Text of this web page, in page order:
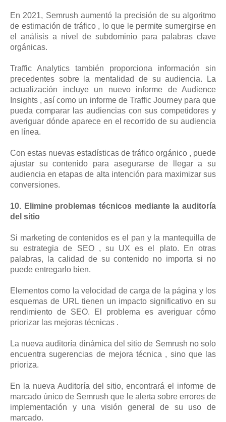
En 2021, Semrush aumentó la precisión de su algoritmo
de estimación de tráfico , lo que le permite sumergirse en
el análisis a nivel de subdominio para palabras clave
orgánicas.
Traffic Analytics también proporciona información sin
precedentes sobre la mentalidad de su audiencia. La
actualización incluye un nuevo informe de Audience
Insights , así como un informe de Traffic Journey para que
pueda comparar las audiencias con sus competidores y
averiguar dónde aparece en el recorrido de su audiencia
en línea.
Con estas nuevas estadísticas de tráfico orgánico , puede
ajustar su contenido para asegurarse de llegar a su
audiencia en etapas de alta intención para maximizar sus
conversiones.
10. Elimine problemas técnicos mediante la auditoría
del sitio
Si marketing de contenidos es el pan y la mantequilla de
su estrategia de SEO , su UX es el plato. En otras
palabras, la calidad de su contenido no importa si no
puede entregarlo bien.
Elementos como la velocidad de carga de la página y los
esquemas de URL tienen un impacto significativo en su
rendimiento de SEO. El problema es averiguar cómo
priorizar las mejoras técnicas .
La nueva auditoría dinámica del sitio de Semrush no solo
encuentra sugerencias de mejora técnica , sino que las
prioriza.
En la nueva Auditoría del sitio, encontrará el informe de
marcado único de Semrush que le alerta sobre errores de
implementación y una visión general de su uso de
marcado.